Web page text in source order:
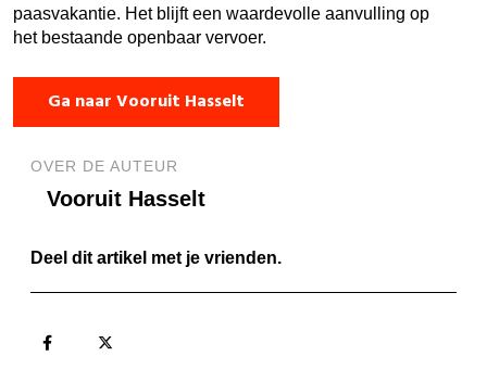
paasvakantie. Het blijft een waardevolle aanvulling op
het bestaande openbaar vervoer.
Ga naar Vooruit Hasselt
OVER DE AUTEUR
Vooruit Hasselt
Deel dit artikel met je vrienden.